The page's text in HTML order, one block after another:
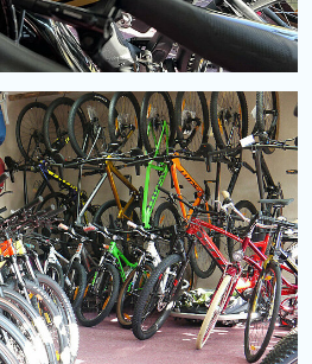
im Fahrradgeschäft
Oberlausitz